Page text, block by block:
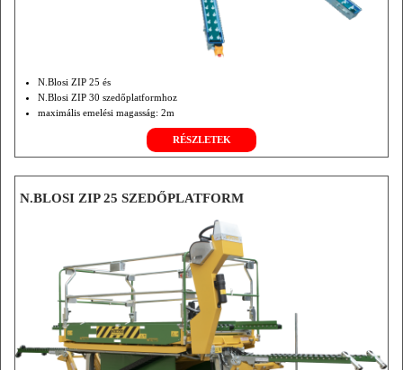
N.Blosi ZIP 25 és
N.Blosi ZIP 30 szedőplatformhoz
maximális emelési magasság: 2m
RÉSZLETEK
N.BLOSI ZIP 25 SZEDŐPLATFORM